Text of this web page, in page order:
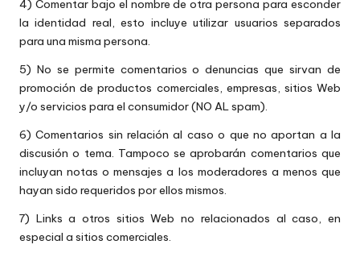
4) Comentar bajo el nombre de otra persona para esconder
la identidad real, esto incluye utilizar usuarios separados
para una misma persona.
5) No se permite comentarios o denuncias que sirvan de
promoción de productos comerciales, empresas, sitios Web
y/o servicios para el consumidor (NO AL spam).
6) Comentarios sin relación al caso o que no aportan a la
discusión o tema. Tampoco se aprobarán comentarios que
incluyan notas o mensajes a los moderadores a menos que
hayan sido requeridos por ellos mismos.
7) Links a otros sitios Web no relacionados al caso, en
especial a sitios comerciales.